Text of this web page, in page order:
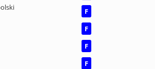
F
F
F
F